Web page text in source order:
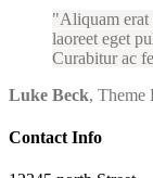
Aliquam
laoreet eget
Curabitur ac
Luke Beck, Theme
Contact Info